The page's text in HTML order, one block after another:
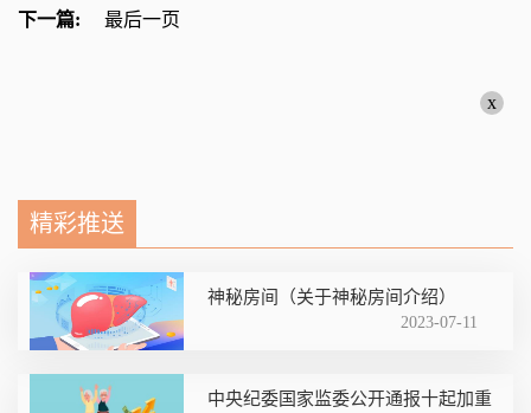
下一篇:
最后一页
x
精彩推送
神秘房间（关于神秘房间介绍）
2023-07-11
中央纪委国家监委公开通报十起加重